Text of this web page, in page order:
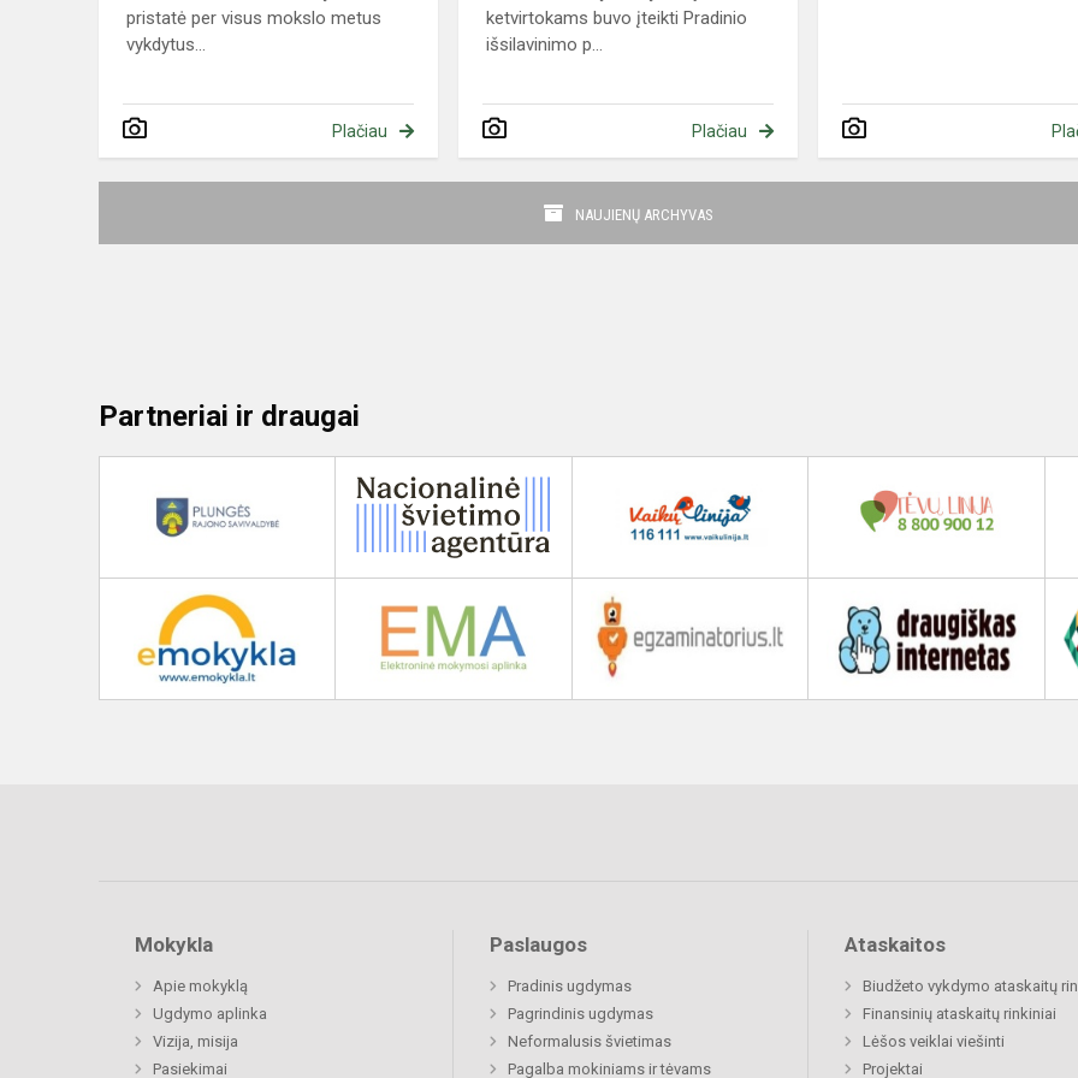
pristatė per visus mokslo metus
vykdytus...
Plačiau
ketvirtokams buvo įteikti Pradinio
išsilavinimo p...
Plačiau
NAUJIENŲ ARCHYVAS
Partneriai ir draugai
Mokykla
Apie mokyklą
Ugdymo aplinka
Vizija, misija
Pasiekimai
Paslaugos
Pradinis ugdymas
Pagrindinis ugdymas
Neformalusis švietimas
Pagalba mokiniams ir tėvams
Ataskaitos
Biudžeto vykdymo ataskaitų
Finansinių ataskaitų rinkiniai
Lėšos veiklai viešinti
Projektai